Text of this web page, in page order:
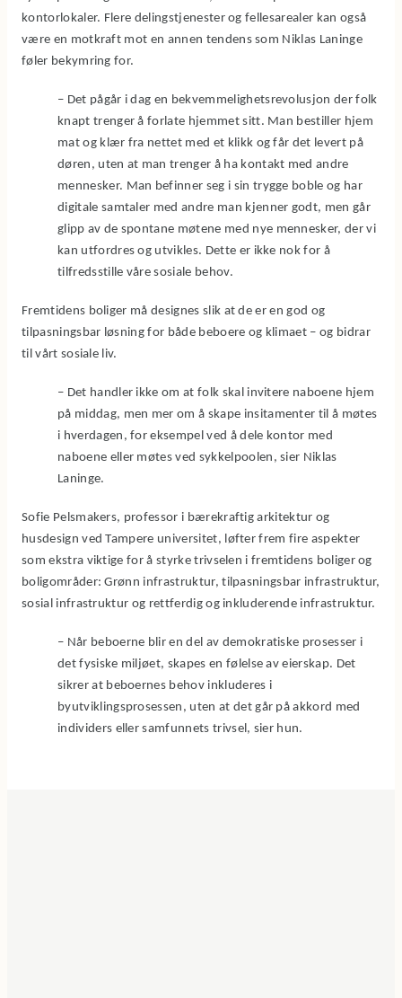
kontorlokaler. Flere delingstjenester og fellesarealer kan også
være en motkraft mot en annen tendens som Niklas Laninge
føler bekymring for.
– Det pågår i dag en bekvemmelighetsrevolusjon der folk
knapt trenger å forlate hjemmet sitt. Man bestiller hjem
mat og klær fra nettet med et klikk og får det levert på
døren, uten at man trenger å ha kontakt med andre
mennesker. Man befinner seg i sin trygge boble og har
digitale samtaler med andre man kjenner godt, men går
glipp av de spontane møtene med nye mennesker, der vi
kan utfordres og utvikles. Dette er ikke nok for å
tilfredsstille våre sosiale behov.
Fremtidens boliger må designes slik at de er en god og
tilpasningsbar løsning for både beboere og klimaet – og bidrar
til vårt sosiale liv.
– Det handler ikke om at folk skal invitere naboene hjem
på middag, men mer om å skape insitamenter til å møtes
i hverdagen, for eksempel ved å dele kontor med
naboene eller møtes ved sykkelpoolen, sier Niklas
Laninge.
Sofie Pelsmakers, professor i bærekraftig arkitektur og
husdesign ved Tampere universitet, løfter frem fire aspekter
som ekstra viktige for å styrke trivselen i fremtidens boliger og
boligområder: Grønn infrastruktur, tilpasningsbar infrastruktur,
sosial infrastruktur og rettferdig og inkluderende infrastruktur.
– Når beboerne blir en del av demokratiske prosesser i
det fysiske miljøet, skapes en følelse av eierskap. Det
sikrer at beboernes behov inkluderes i
byutviklingsprosessen, uten at det går på akkord med
individers eller samfunnets trivsel, sier hun.